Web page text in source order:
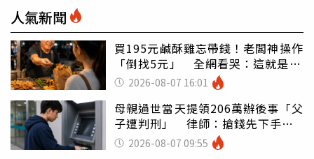
人氣新聞
買195元鹹酥雞忘帶錢！老闆神操作
「倒找5元」 全網看哭：這就是台
灣 2026-08-07 16:01
母親過世當天提領206萬辦後事「父
子遭判刑」 律師：搶錢先下手是
罪 2026-08-07 09:55